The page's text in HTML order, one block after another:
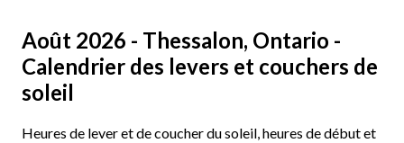
Août 2026 - Thessalon, Ontario -
Calendrier des levers et couchers de
soleil
Heures de lever et de coucher du soleil, heures de début et